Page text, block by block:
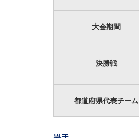
大会期間
決勝戦
都道府県代表チーム